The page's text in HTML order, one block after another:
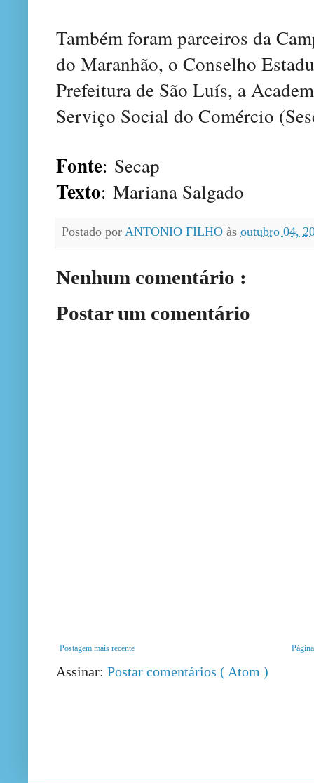
Também foram parceiros da
do Maranhão, o Conselho
Prefeitura de São Luís, a
Serviço Social do Comércio
Fonte: Secap
Texto: Mariana Salgado
Postado por ANTONIO FILHO às outubro 04,
Nenhum comentário :
Postar um comentário
Postagem mais recente
Assinar: Postar comentários ( Atom )